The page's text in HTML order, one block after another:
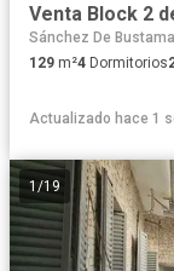
Venta Block 2
Sánchez De
129 m²4 Dormitorios
Actualizado hace 1
1 /19